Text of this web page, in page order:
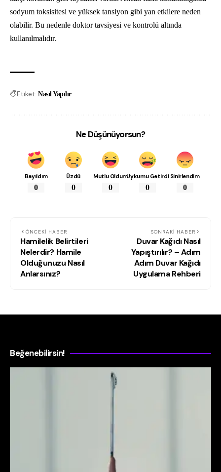
sodyum toksisitesi ve yüksek tansiyon gibi yan etkilere neden
olabilir. Bu nedenle doktor tavsiyesi ve kontrolü altında
kullanılmalıdır.
Etiket: Nasıl Yapılır
Ne Düşünüyorsun?
Bayıldım
0
Üzdü
0
Mutlu Oldum
0
Uykumu Getirdi
0
Sinirlendim
0
ÖNCEKI HABER
Hamilelik Belirtileri
Nelerdir? Hamile
Olduğunuzu Nasıl
Anlarsınız?
SONRAKI HABER
Duvar Kağıdı Nasıl
Yapıştırılır? – Adım
Adım Duvar Kağıdı
Uygulama Rehberi
Beğenebilirsin!